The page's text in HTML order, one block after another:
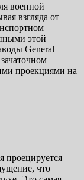
военной
взгляда от
этой
General
проекциями на
что